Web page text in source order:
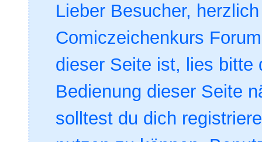
Lieber Besucher,
Comiczeichenkurs
dieser Seite ist, lies bitte
Bedienung dieser Seite
solltest du dich